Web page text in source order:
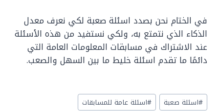
في الختام نحن بصدد اسئلة صعبة لكي نعرف معدل
الذكاء الذي نتمتع به، ولكي نستفيد من هذه الأسئلة
عند الاشتراك في مسابقات المعلومات العامة التي
دائمًا ما تقدم اسئلة خليط ما بين السهل والصعب.
Post
#اسئلة صعبة #اسئلة عامة للمسابقات